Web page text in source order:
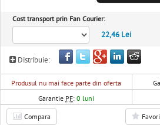
Cost transport prin Fan Courier:
22,46 Lei
Distribuie:
Produsul nu mai face parte din oferta
Garantie PF:0 luni
Compara